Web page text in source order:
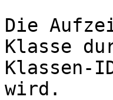
Die
Klasse
Klassen-
wird.